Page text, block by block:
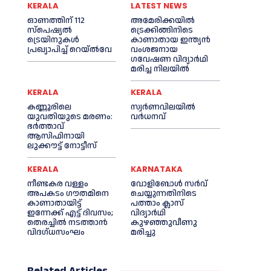
KERALA
ഓണത്തിന് 112
സ്പെഷ്യല്‍
ട്രെയിനുകള്‍
പ്രഖ്യാപിച്ച്‌ റെയ്ല്‍വേ
LATEST NEWS
അമേരിക്കയില്‍
ട്രെക്കിങ്ങിനിടെ
കാണാതായ ഇന്ത്യൻ
വംശജനായ
ഗവേഷണ വിദ്യാര്‍ഥി
മരിച്ച നിലയില്‍
KERALA
കണ്ണൂരിലെ
യുവതിയുടെ മരണം:
ഭര്‍ത്താവ്
ആസിഫിനായി
ലുക്കൗട്ട് നോട്ടീസ്
KERALA
സ്വർണവിലയിൽ
വർധനവ്
KERALA
നീണ്ടകര വള്ളം
അപകടം ഗൗതമിനെ
കാണാതായിട്ട്
ഇന്നേക്ക് എട്ട് ദിവസം;
തെരച്ചില്‍ നടത്താൻ
വിദഗ്ധസംഘം
KARNATAKA
വോളിബോൾ സർവ്
ചെയ്യുന്നതിനിടെ
പത്താം ക്ലാസ്
വിദ്യാർഥി
കുഴഞ്ഞുവീണു
മരിച്ചു